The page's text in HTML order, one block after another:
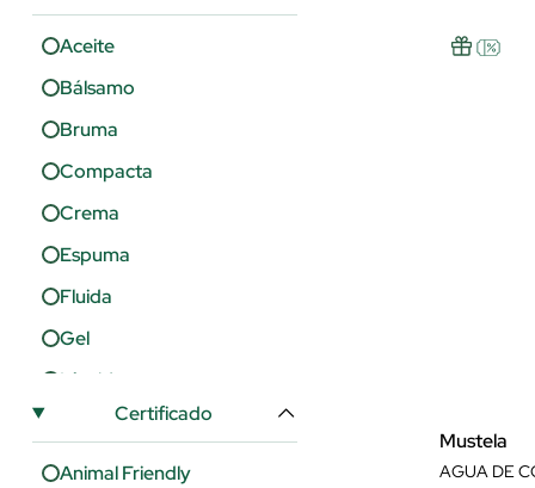
Regeneración
Reparación
Rojeces
Suavidad
Aceite
Bálsamo
Bruma
Compacta
Crema
Espuma
Fluida
Gel
Líquida
LociónCertificado
Animal Friendly
Mustela
AGUA DE